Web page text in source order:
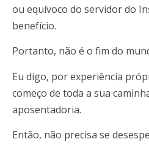
ou equívoco do servidor do
benefício.
Portanto, não é o fim do
Eu digo, por experiência
começo de toda a sua
aposentadoria.
Então, não precisa se